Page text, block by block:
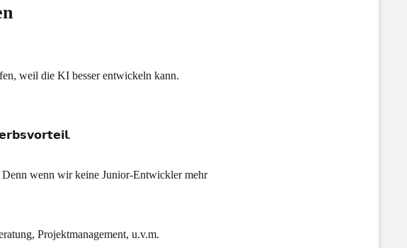
weil die KI besser entwickeln kann.
wenn wir keine Junior-Entwickler mehr
Projektmanagement, u.v.m.